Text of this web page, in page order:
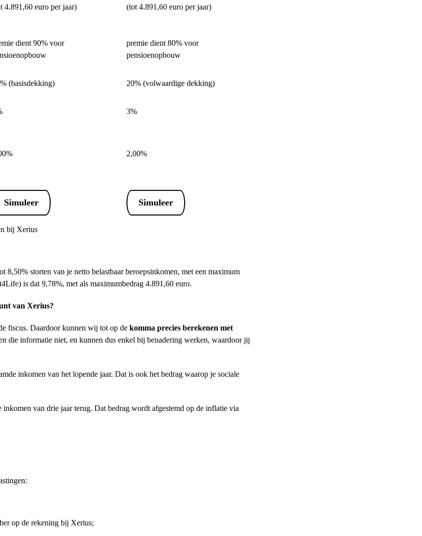
4.891,60 euro per jaar)
(tot 4.891,60 euro per jaar)
dient 90% voor
premie dient 80% voor
pensioenopbouw
(basisdekking) 20% (volwaardige dekking)
3%
2,00%
Simuleer Simuleer
bij Xerius
storten van je netto belastbaar beroepsinkomen, met een maximum
is dat 9,78%, met als maximumbedrag 4.891,60 euro.
van Xerius?
fiscus. Daardoor kunnen wij tot op de komma precies berekenen met
die informatie niet, en kunnen dus enkel bij benadering werken, waardoor jij
inkomen van het lopende jaar. Dat is ook het bedrag waarop je sociale
van drie jaar terug. Dat bedrag wordt afgestemd op de inflatie via
op de rekening bij Xerius;